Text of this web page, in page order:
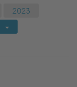
2023